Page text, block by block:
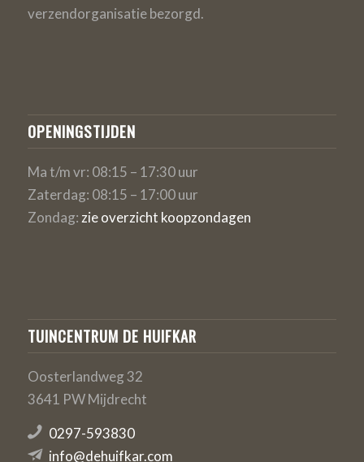
verzendorganisatie bezorgd.
OPENINGSTIJDEN
Ma t/m vr: 08:15 – 17:30 uur
Zaterdag: 08:15 – 17:00 uur
Zondag: zie overzicht koopzondagen
TUINCENTRUM DE HUIFKAR
Oosterlandweg 32
3641 PW Mijdrecht
0297-593830
info@dehuifkar.com